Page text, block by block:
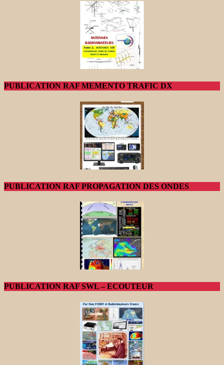
PUBLICATION RAF MEMENTO TRAFIC DX
PUBLICATION RAF PROPAGATION DES ONDES
PUBLICATION RAF SWL – ECOUTEUR